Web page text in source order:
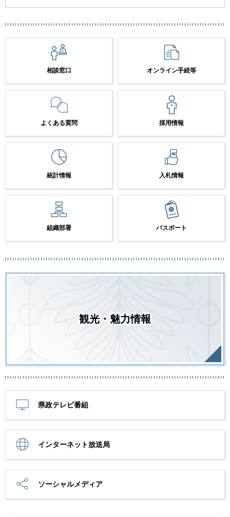
相談窓口 オンライン手続等
よくある質問 採用情報
統計情報 入札情報
組織部署 パスポート
観光・魅力情報
県政テレビ番組
インターネット放送局
ソーシャルメディア